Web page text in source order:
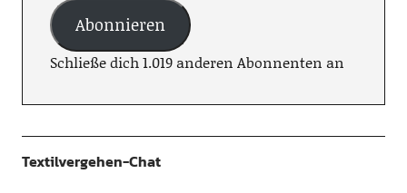
Abonnieren
Schließe dich 1.019 anderen Abonnenten an
Textilvergehen-Chat